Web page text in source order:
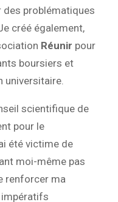
problématiques
créé également,
Réunir pour
boursiers et
universitaire.
scientifique de
pour le
été victime de
moi-même pas
renforcer ma
impératifs